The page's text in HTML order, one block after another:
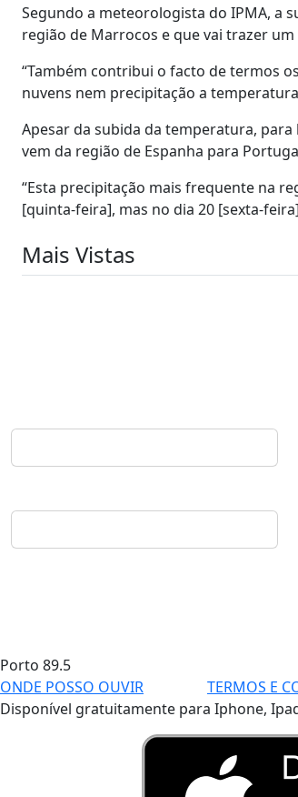
Segundo a meteorologista do IPMA, a
região de Marrocos e que vai trazer
“Também contribui o facto de termos
nuvens nem precipitação a
Apesar da subida da temperatura,
vem da região de Espanha para
“Esta precipitação mais frequente na
[quinta-feira], mas no dia 20 [sexta-
Mais Vistas
Porto 89.5
ONDE POSSO OUVIR
TERMOS E
Disponível gratuitamente para Iphone,